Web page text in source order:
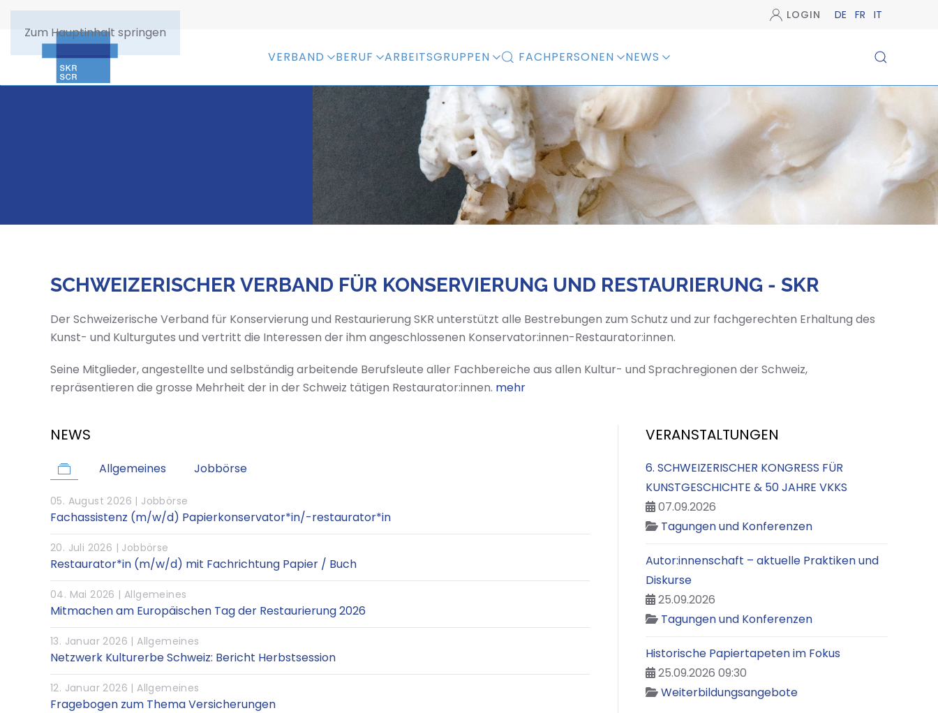
Zum Hauptinhalt springen
LOGIN DE FR IT
VERBAND BERUF ARBEITSGRUPPEN FACHPERSONEN NEWS
SCHWEIZERISCHER VERBAND FÜR KONSERVIERUNG UND RESTAURIERUNG - SKR
Der Schweizerische Verband für Konservierung und Restaurierung SKR unterstützt alle Bestrebungen zum Schutz und zur fachgerechten Erhaltung des
Kunst- und Kulturgutes und vertritt die Interessen der ihm angeschlossenen Konservator:innen-Restaurator:innen.
Seine Mitglieder, angestellte und selbständig arbeitende Berufsleute aller Fachbereiche aus allen Kultur- und Sprachregionen der Schweiz,
repräsentieren die grosse Mehrheit der in der Schweiz tätigen Restaurator:innen. mehr
NEWS
Allgemeines Jobbörse
05. August 2026 | Jobbörse
Fachassistenz (m/w/d) Papierkonservator*in/-restaurator*in
20. Juli 2026 | Jobbörse
Restaurator*in (m/w/d) mit Fachrichtung Papier / Buch
04. Mai 2026 |Allgemeines
Mitmachen am Europäischen Tag der Restaurierung 2026
13. Januar 2026 |Allgemeines
Netzwerk Kulturerbe Schweiz: Bericht Herbstsession
12. Januar 2026 |Allgemeines
Fragebogen zum Thema Versicherungen
VERANSTALTUNGEN
6. SCHWEIZERISCHER KONGRESS FÜR
KUNSTGESCHICHTE & 50 JAHRE VKKS
07.09.2026
Tagungen und Konferenzen
Autor:innenschaft – aktuelle Praktiken und
Diskurse
25.09.2026
Tagungen und Konferenzen
Historische Papiertapeten im Fokus
25.09.2026 09:30
Weiterbildungsangebote